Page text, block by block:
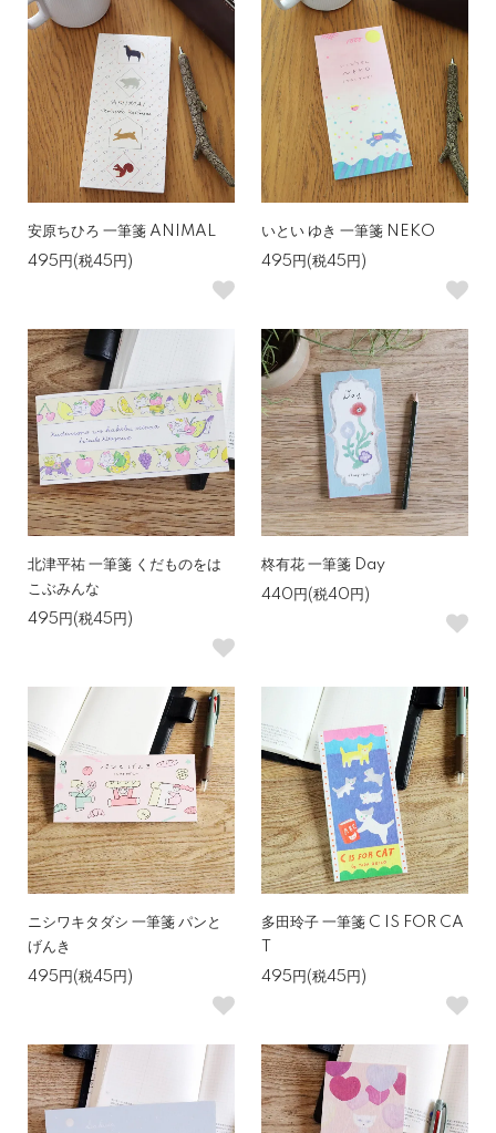
安原ちひろ 一筆箋 ANIMAL
495円(税45円)
いとい ゆき 一筆箋 NEKO
495円(税45円)
北津平祐 一筆箋 くだものをは
こぶみんな
495円(税45円)
柊有花 一筆箋 Day
440円(税40円)
ニシワキタダシ 一筆箋 パンと
げんき
495円(税45円)
多田玲子 一筆箋 C IS FOR CA
495円(税45円)